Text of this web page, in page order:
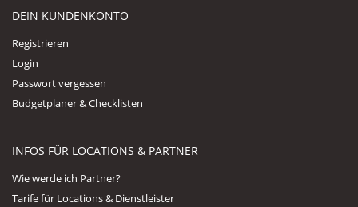
DEIN KUNDENKONTO
Registrieren
Login
Passwort vergessen
Budgetplaner & Checklisten
INFOS FÜR LOCATIONS & PARTNER
Wie werde ich Partner?
Tarife für Locations & Dienstleister